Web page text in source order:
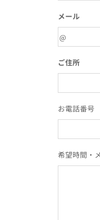
メール
ご住所
お電話番号
希望時間・